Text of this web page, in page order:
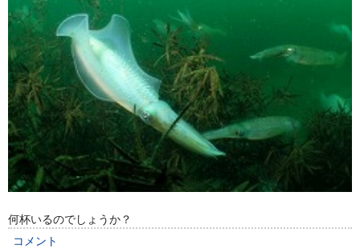
何杯いるのでしょうか？
コメント